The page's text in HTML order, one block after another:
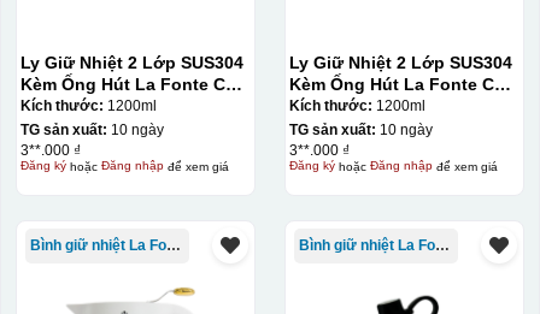
Ly Giữ Nhiệt 2 Lớp SUS304
Kèm Ống Hút La Fonte Có
Tay Cầm 1200ml
Kích thước: 1200ml
TG sản xuất: 10 ngày
3**.000 ₫
Đăng kýhoặc Đăng nhậpđể xem giá
Ly Giữ Nhiệt 2 Lớp SUS304
Kèm Ống Hút La Fonte Có
Tay Cầm 1200ml
Kích thước: 1200ml
TG sản xuất: 10 ngày
3**.000 ₫
Đăng kýhoặc Đăng nhậpđể xem giá
Bình giữ nhiệt La Fonte Bình giữ nhiệt La Fonte